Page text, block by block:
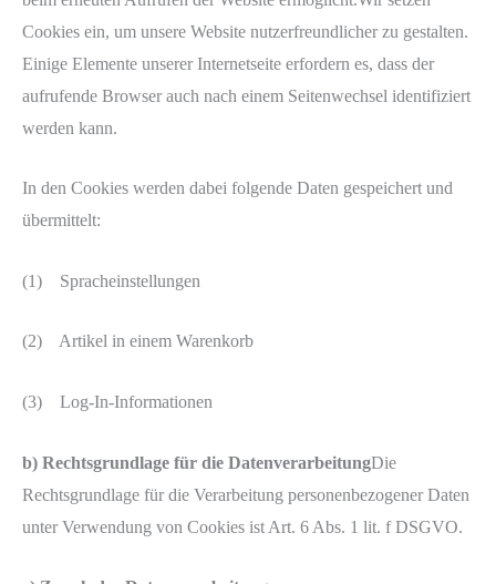
Cookies ein, um unsere Website nutzerfreundlicher zu gestalten.
Einige Elemente unserer Internetseite erfordern es, dass der
aufrufende Browser auch nach einem Seitenwechsel identifiziert
werden kann.
In den Cookies werden dabei folgende Daten gespeichert und
übermittelt:
(1) Spracheinstellungen
(2) Artikel in einem Warenkorb
(3) Log-In-Informationen
b) Rechtsgrundlage für die DatenverarbeitungDie
Rechtsgrundlage für die Verarbeitung personenbezogener Daten
unter Verwendung von Cookies ist Art. 6 Abs. 1 lit. f DSGVO.